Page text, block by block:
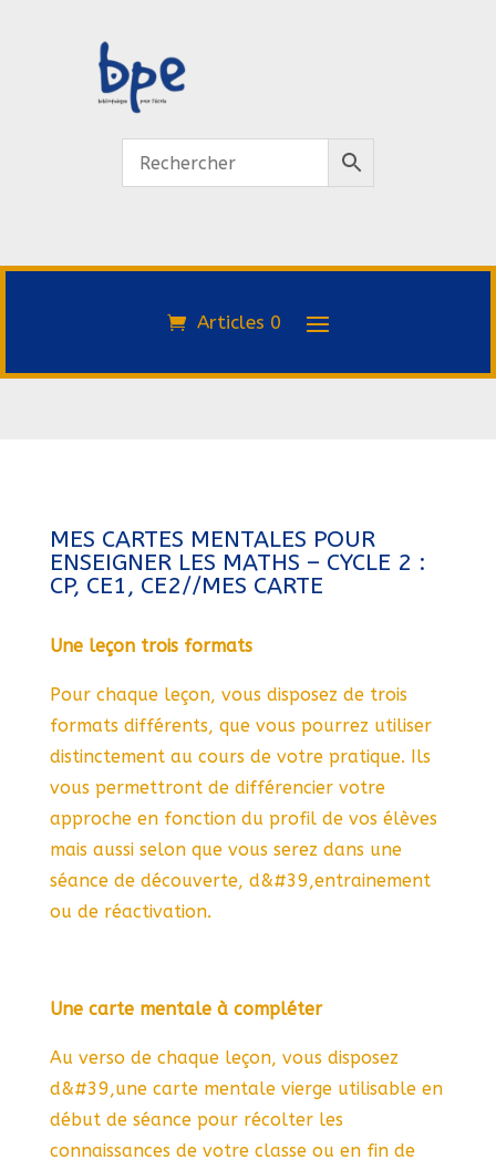
Articles 0
MES CARTES MENTALES POUR
ENSEIGNER LES MATHS – CYCLE 2 :
CP, CE1, CE2//MES CARTE
Une leçon trois formats
Pour chaque leçon, vous disposez de trois
formats différents, que vous pourrez utiliser
distinctement au cours de votre pratique. Ils
vous permettront de différencier votre
approche en fonction du profil de vos élèves
mais aussi selon que vous serez dans une
séance de découverte, d&#39,entrainement
ou de réactivation.
Une carte mentale à compléter
Au verso de chaque leçon, vous disposez
d&#39,une carte mentale vierge utilisable en
début de séance pour récolter les
connaissances de votre classe ou en fin de